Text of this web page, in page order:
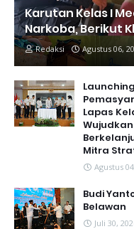
Karutan Kelas I
Narkoba, Berikut
Redaksi Agustus 06,
Lapas
Mitra
Agustus
Budi
Belawan
Juli 30,